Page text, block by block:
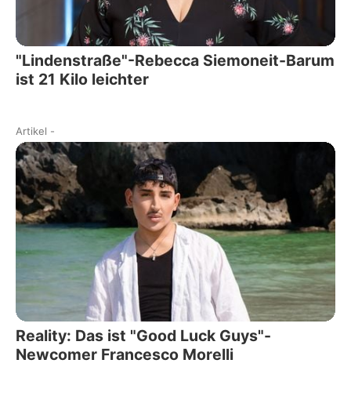
"Lindenstraße"-Rebecca Siemoneit-Barum
ist 21 Kilo leichter
Artikel -
Reality: Das ist "Good Luck Guys"-
Newcomer Francesco Morelli